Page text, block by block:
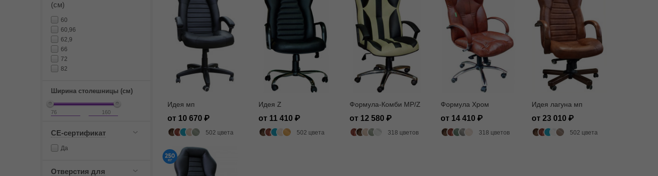
(см)
60
60,96
62,9
66
72
82
Ширина столешницы (см)
CE-сертификат
Да
Отверстия для
Идея мп
от 10 670
502 цвета
Идея Z
от 11 410
502 цвета
Формула-Комби MP/Z
от 12 580
318 цветов
Формула Хром
от 14 410
318 цветов
Идея лагуна мп
от 23 010
502 цвета